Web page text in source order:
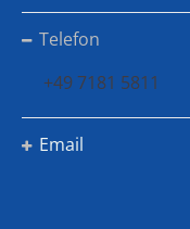
Telefon
+49 7181 5811
Email